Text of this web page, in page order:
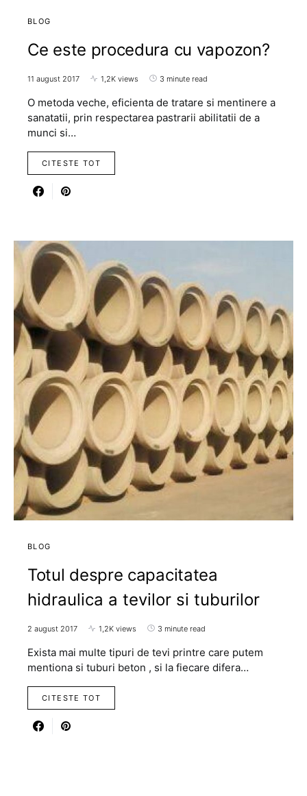
BLOG
Ce este procedura cu vapozon?
11 august 2017 1,2K views 3 minute read
O metoda veche, eficienta de tratare si mentinere a
sanatatii, prin respectarea pastrarii abilitatii de a
munci si…
CITESTE TOT
BLOG
Totul despre capacitatea
hidraulica a tevilor si tuburilor
2 august 2017 1,2K views 3 minute read
Exista mai multe tipuri de tevi printre care putem
mentiona si tuburi beton , si la fiecare difera…
CITESTE TOT